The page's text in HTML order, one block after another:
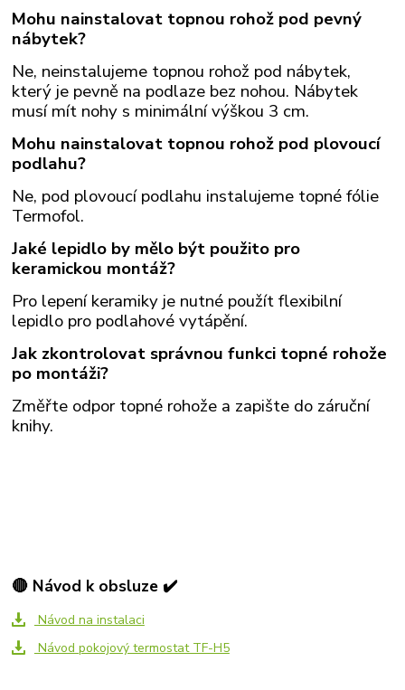
Mohu nainstalovat topnou rohož pod pevný
nábytek?
Ne, neinstalujeme topnou rohož pod nábytek,
který je pevně na podlaze bez nohou. Nábytek
musí mít nohy s minimální výškou 3 cm.
Mohu nainstalovat topnou rohož pod plovoucí
podlahu?
Ne, pod plovoucí podlahu instalujeme topné fólie
Termofol.
Jaké lepidlo by mělo být použito pro
keramickou montáž?
Pro lepení keramiky je nutné použít flexibilní
lepidlo pro podlahové vytápění.
Jak zkontrolovat správnou funkci topné rohože
po montáži?
Změřte odpor topné rohože a zapište do záruční
knihy.
🔴 Návod k obsluze ✔️
Návod na instalaci
Návod pokojový termostat TF-H5